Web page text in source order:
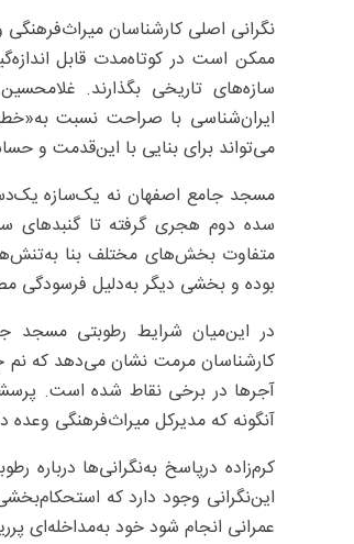
نگرانی اصلی کارشناسان
ممکن است در کوتاه‌مدت قابل
سازه‌های تاریخی بگذارند.
ایران‌شناسی با صراحت نسبت
می‌تواند برای بنایی با این‌قدمت و
مسجد جامع اصفهان نه یک‌سازه
سده دوم هجری گرفته تا گنبدهای
متفاوت بخش‌های مختلف بنا
بوده و بخشی دیگر به‌دلیل فرسودگی
در این‌میان شرایط رطوبتی مسجد
کارشناسان مرمت نشان می‌دهد که
آجرها در برخی نقاط شده است.
آنگونه که مدیرکل میراث‌فرهنگی وعده
کرم‌زاده درپاسخ به‌نگرانی‌ها
این‌نگرانی وجود دارد که
عمرانی انجام شود خود به‌مداخله‌ای